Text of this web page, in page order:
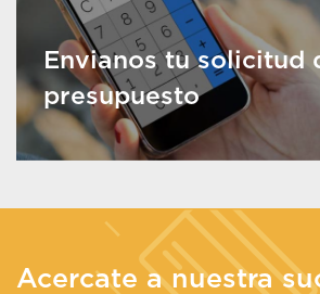
Envianos tu solicitud
presupuesto
Acercate a nuestra